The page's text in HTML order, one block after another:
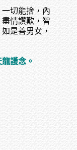
切能捨，內
情讚歎，智
是善男女，
護念。